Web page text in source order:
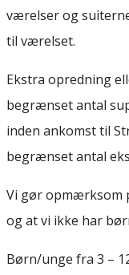
værelser og
til værelset.
Ekstra opredning
begrænset antal
inden ankomst til
begrænset antal
Vi gør opmærksom
og at vi ikke har
Børn/unge fra 3 –